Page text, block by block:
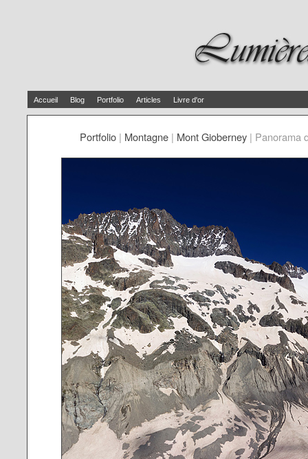
Accueil Blog Portfolio Articles Livre d'or
Portfolio | Montagne | Mont Gioberney | Panorama